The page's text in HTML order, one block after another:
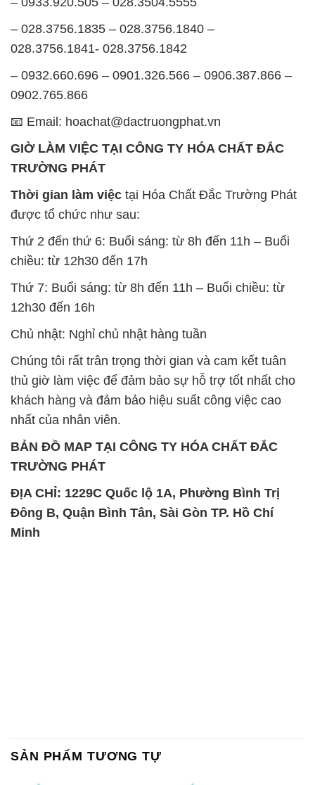
– 028.3756.1835 – 028.3756.1840 –
028.3756.1841- 028.3756.1842
– 0932.660.696 – 0901.326.566 – 0906.387.866 –
0902.765.866
📧 Email: hoachat@dactruongphat.vn
GIỜ LÀM VIỆC TẠI CÔNG TY HÓA CHẤT ĐẮC
TRƯỜNG PHÁT
Thời gian làm việc tại Hóa Chất Đắc Trường Phát
được tổ chức như sau:
Thứ 2 đến thứ 6: Buổi sáng: từ 8h đến 11h – Buổi
chiều: từ 12h30 đến 17h
Thứ 7: Buổi sáng: từ 8h đến 11h – Buổi chiều: từ
12h30 đến 16h
Chủ nhật: Nghỉ chủ nhật hàng tuần
Chúng tôi rất trân trọng thời gian và cam kết tuân
thủ giờ làm việc để đảm bảo sự hỗ trợ tốt nhất cho
khách hàng và đảm bảo hiệu suất công việc cao
nhất của nhân viên.
BẢN ĐỒ MAP TẠI CÔNG TY HÓA CHẤT ĐẮC
TRƯỜNG PHÁT
ĐỊA CHỈ: 1229C Quốc lộ 1A, Phường Bình Trị
Đông B, Quận Bình Tân, Sài Gòn TP. Hồ Chí
Minh
SẢN PHẨM TƯƠNG TỰ